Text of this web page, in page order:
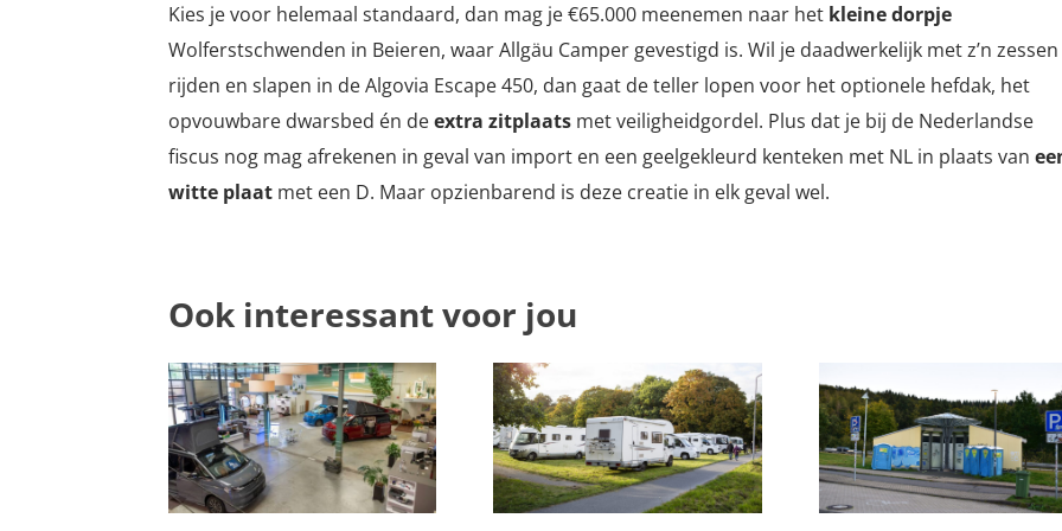
Kies je voor helemaal standaard, dan mag je €65.000 meenemen naar het kleine dorpje
Wolferstschwenden in Beieren, waar Allgäu Camper gevestigd is. Wil je daadwerkelijk met z’n zessen
rijden en slapen in de Algovia Escape 450, dan gaat de teller lopen voor het optionele hefdak, het
opvouwbare dwarsbed én deextra zitplaats met veiligheidgordel. Plus dat je bij de Nederlandse
fiscus nog mag afrekenen in geval van import en een geelgekleurd kenteken met NL in plaats van
witte plaat met een D. Maar opzienbarend is deze creatie in elk geval wel.
Ook interessant voor jou